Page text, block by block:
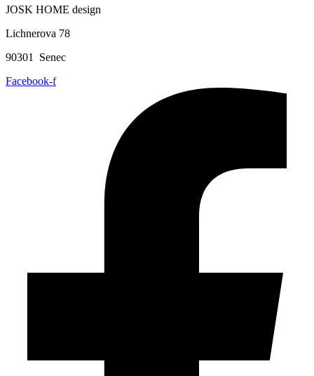
JOSK HOME design
Lichnerova 78
90301 Senec
Facebook-f